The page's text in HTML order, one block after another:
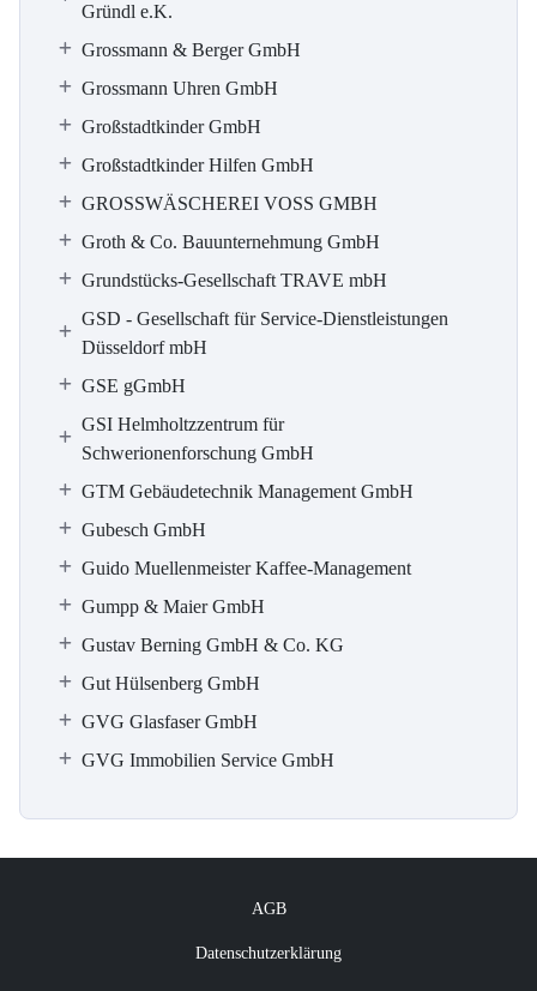
Gründl e.K.
Grossmann & Berger GmbH
Grossmann Uhren GmbH
Großstadtkinder GmbH
Großstadtkinder Hilfen GmbH
GROSSWÄSCHEREI VOSS GMBH
Groth & Co. Bauunternehmung GmbH
Grundstücks-Gesellschaft TRAVE mbH
GSD - Gesellschaft für Service-Dienstleistungen
Düsseldorf mbH
GSE gGmbH
GSI Helmholtzzentrum für
Schwerionenforschung GmbH
GTM Gebäudetechnik Management GmbH
Gubesch GmbH
Guido Muellenmeister Kaffee-Management
Gumpp & Maier GmbH
Gustav Berning GmbH & Co. KG
Gut Hülsenberg GmbH
GVG Glasfaser GmbH
GVG Immobilien Service GmbH
AGB
Datenschutzerklärung